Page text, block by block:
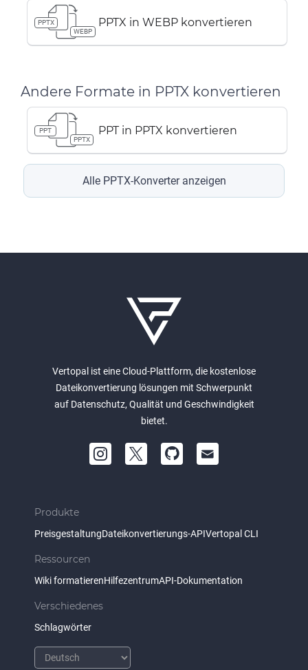
PPTX
WEBP
PPTX in WEBP konvertieren
Andere Formate in PPTX konvertieren
PPT
PPTX
PPT in PPTX konvertieren
Alle PPTX-Konverter anzeigen
Vertopal ist eine Cloud-Plattform, die kostenlose
Dateikonvertierung lösungen mit Schwerpunkt
auf Datenschutz, Qualität und Geschwindigkeit
bietet.
Produkte
PreisgestaltungDateikonvertierungs-APIVertopal CLI
Ressourcen
Wiki formatierenHilfezentrumAPI-Dokumentation
Verschiedenes
Schlagwörter